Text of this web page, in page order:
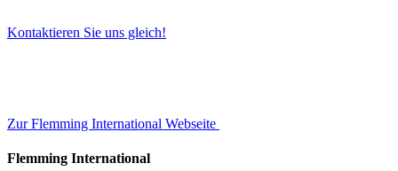
Kontaktieren Sie uns gleich!
Zur Flemming International Webseite
Flemming International